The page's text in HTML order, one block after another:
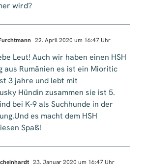
wird?
22. April 2020 um 16:47 Uhr
Leut! Auch wir haben einen HSH
aus Rumänien es ist ein Mioritic
3 jahre und lebt mit
Hündin zusammen sie ist 5.
bei K-9 als Suchhunde in der
es macht dem HSH
Spaß!
23. Januar 2020 um 16:47 Uhr